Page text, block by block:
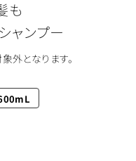
も
ャンプー
外となります。